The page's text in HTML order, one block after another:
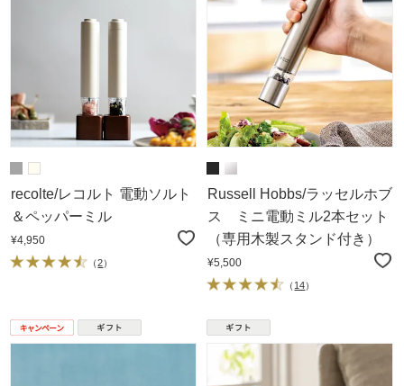
recolte/レコルト 電動ソルト
＆ペッパーミル
¥4,950
（2）
Russell Hobbs/ラッセルホブ
ス ミニ電動ミル2本セット
（専用木製スタンド付き）
¥5,500
（14）